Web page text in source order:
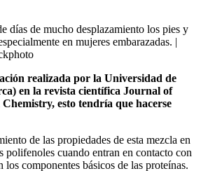
días de mucho desplazamiento los pies y
en mujeres embarazadas. |
realizada por la Universidad de
en la revista científica Journal of
esto tendría que hacerse
de las propiedades de esta mezcla en
polifenoles cuando entran en contacto con
los componentes básicos de las proteínas.